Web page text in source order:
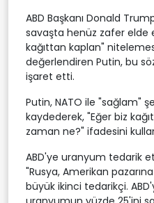
ABD Başkanı Donald
savaşta henüz zafer elde
kağıttan kaplan"
değerlendiren Putin, bu
işaret etti.
Putin, NATO ile "sağlam"
kaydederek, "Eğer biz
zaman ne?" ifadesini
ABD'ye uranyum tedarik
"Rusya, Amerikan
büyük ikinci tedarikçi.